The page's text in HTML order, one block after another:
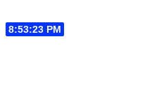
8:53:24 PM